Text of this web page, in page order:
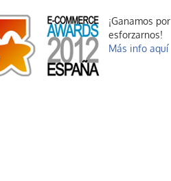
¡Ganamos por
esforzarnos!
Más info aquí